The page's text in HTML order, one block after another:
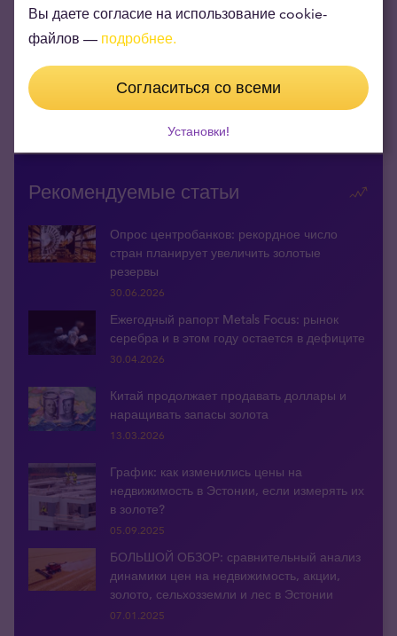
3 750,45 EUR/oz
Цена серебра (XAG-EUR)
Рекомендуемые статьи
Опрос центробанков: рекордное число
стран планирует увеличить золотые
резервы
30.06.2026
Ежегодный рапорт Metals Focus: рынок
серебра и в этом году остается в дефиците
30.04.2026
Китай продолжает продавать доллары и
наращивать запасы золота
13.03.2026
График: как изменились цены на
недвижимость в Эстонии, если измерять их
в золоте?
05.09.2025
БОЛЬШОЙ ОБЗОР: сравнительный анализ
динамики цен на недвижимость, акции,
золото, сельхозземли и лес в Эстонии
07.01.2025
Вы даете согласие на использование cookie-
файлов — подробнее.
Согласиться со всеми
Установки!